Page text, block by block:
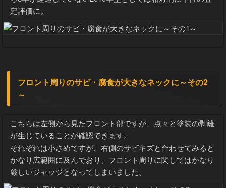
ら3年が経過していない2019年型としては相対的に下位の査
フロント周りのサビ・腐食が大きなネックに～その2
こちらは左側から見たフロント部ですが、点々と塗装の剥離
が生じていることが確認できます。
それぞれは小さめですが、右側のサビキズと合わせてみると
かなり広範囲に及んでおり、フロント周りに関してはかなり
厳しいジャッジとなってしまいました。